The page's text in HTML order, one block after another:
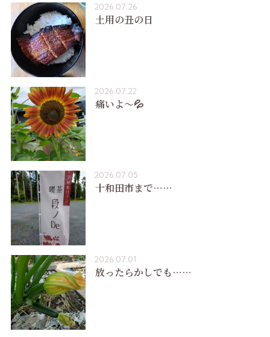
2026.07.26
土用の丑の日
2026.07.22
痛いよ〜💦
2026.07.05
十和田市まで……
2026.07.01
放ったらかしでも……